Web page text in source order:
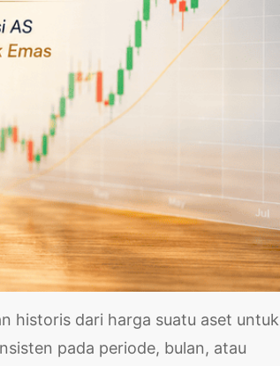
historis dari harga suatu aset untuk
pada periode, bulan, atau